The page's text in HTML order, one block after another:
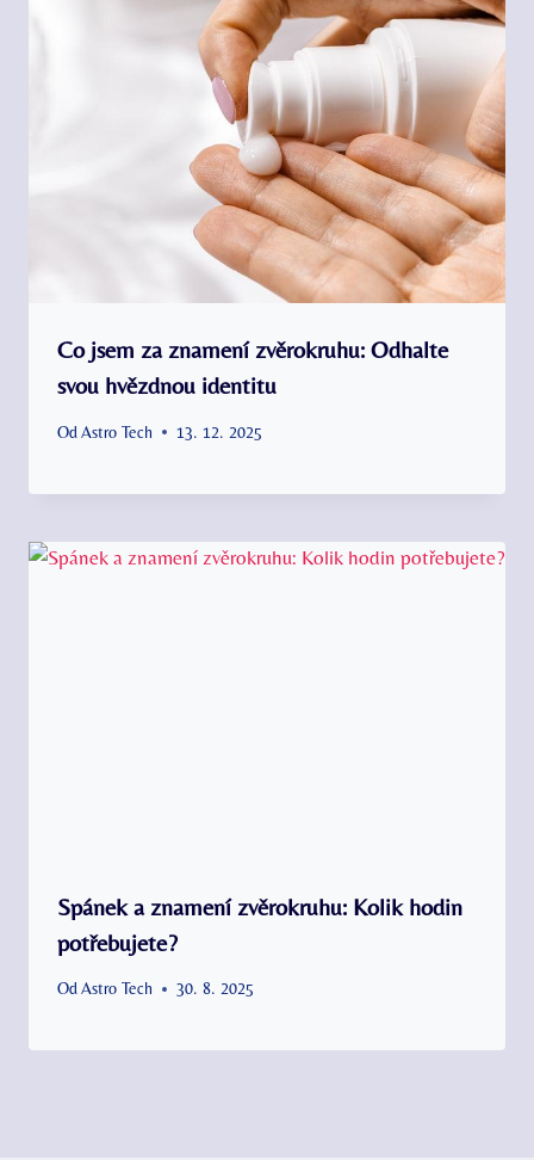
Co jsem za znamení zvěrokruhu: Odhalte
svou hvězdnou identitu
Od Astro Tech 13. 12. 2025
Spánek a znamení zvěrokruhu: Kolik hodin
potřebujete?
Od Astro Tech 30. 8. 2025